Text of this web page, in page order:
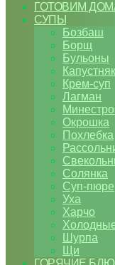
ГОТОВИМ
СУПЫ
Бозбаш
Борщ
Бульоны
Капустняк
Крем-суп
Лагман
Окрошка
Похлебка
Солянка
Суп-пюре
Уха
Харчо
Шурпа
Щи